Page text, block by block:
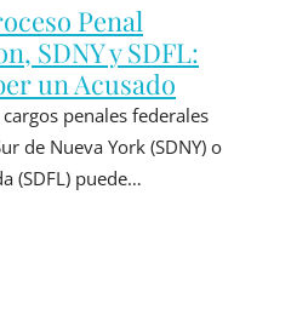
Penal
SDNY y SDFL:
un Acusado
penales federales
de Nueva York (SDNY) o
(SDFL) puede…